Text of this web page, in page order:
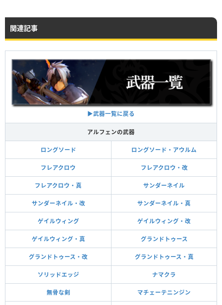
関連記事
▶︎武器一覧に戻る
アルフェンの武器
ロングソード ロングソード・アウルム
フレアクロウ フレアクロウ・改
フレアクロウ・真 サンダーネイル
サンダーネイル・改 サンダーネイル・真
ゲイルウィング ゲイルウィング・改
ゲイルウィング・真 グランドトゥース
グランドトゥース・改 グランドトゥース・真
ソリッドエッジ ナマクラ
無骨な剣 マチェーテニンジン